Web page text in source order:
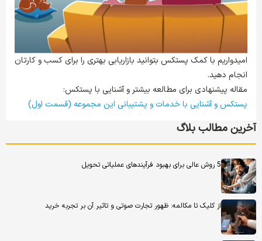
امیدواریم با کمک پستکس بتوانید بازاریابی بهتری را برای کسب و کارتان
انجام دهید.
مقاله پیشنهادی برای مطالعه بیشتر و آشنایی با پستکس:
پستکس و آشنایی با خدمات و پشتیبانی این مجموعه (قسمت اول)
آخرین مطالب بلاگ
5 روش عالی برای بهبود فرآیندهای عملیاتی تحویل
از کلیک تا مکالمه: ظهور تجارت صوتی و تاثیر آن بر تجربه خرید